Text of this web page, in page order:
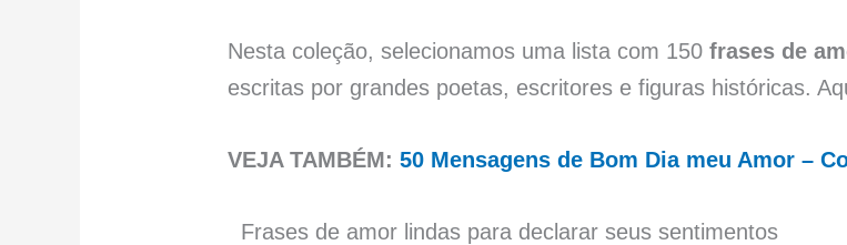
Nesta coleção, selecionamos uma lista com 150frases de
escritas por grandes poetas, escritores e figuras históricas.
VEJA TAMBÉM:50 Mensagens de Bom Dia meu Amor –
Frases de amor lindas para declarar seus sentimentos